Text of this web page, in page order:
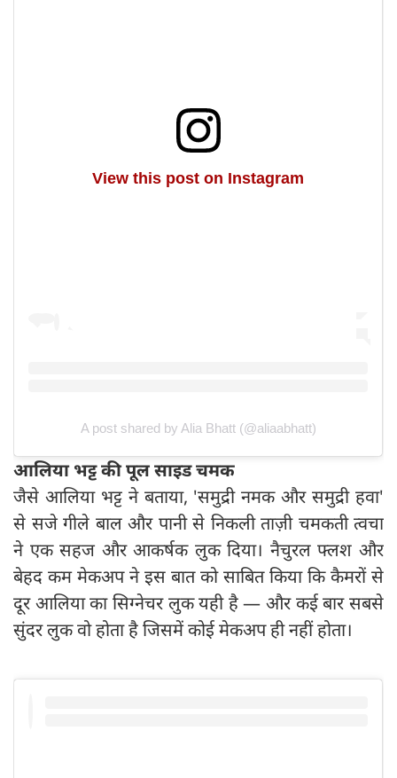
View this post on Instagram
A post shared by Alia Bhatt (@aliaabhatt)
आलिया भट्ट की पूल साइड चमक
जैसे आलिया भट्ट ने बताया, 'समुद्री नमक और समुद्री हवा'
से सजे गीले बाल और पानी से निकली ताज़ी चमकती त्वचा
ने एक सहज और आकर्षक लुक दिया। नैचुरल फ्लश और
बेहद कम मेकअप ने इस बात को साबित किया कि कैमरों से
दूर आलिया का सिग्नेचर लुक यही है — और कई बार सबसे
सुंदर लुक वो होता है जिसमें कोई मेकअप ही नहीं होता।